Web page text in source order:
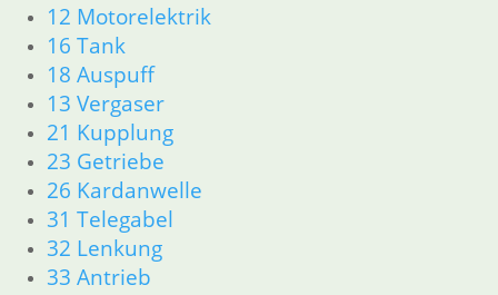
12 Motorelektrik
16 Tank
18 Auspuff
13 Vergaser
21 Kupplung
23 Getriebe
26 Kardanwelle
31 Telegabel
32 Lenkung
33 Antrieb
31 Telegabel
32 Lenkung
33 Antrieb
34 Bremsen
36 Räder
46 Rahmen & Verkleidung
51 Spiegel & Schlösser
52 Sitzbank
61 Fahrzeugelektrik
62 Instrumente
63 Scheinwerfer